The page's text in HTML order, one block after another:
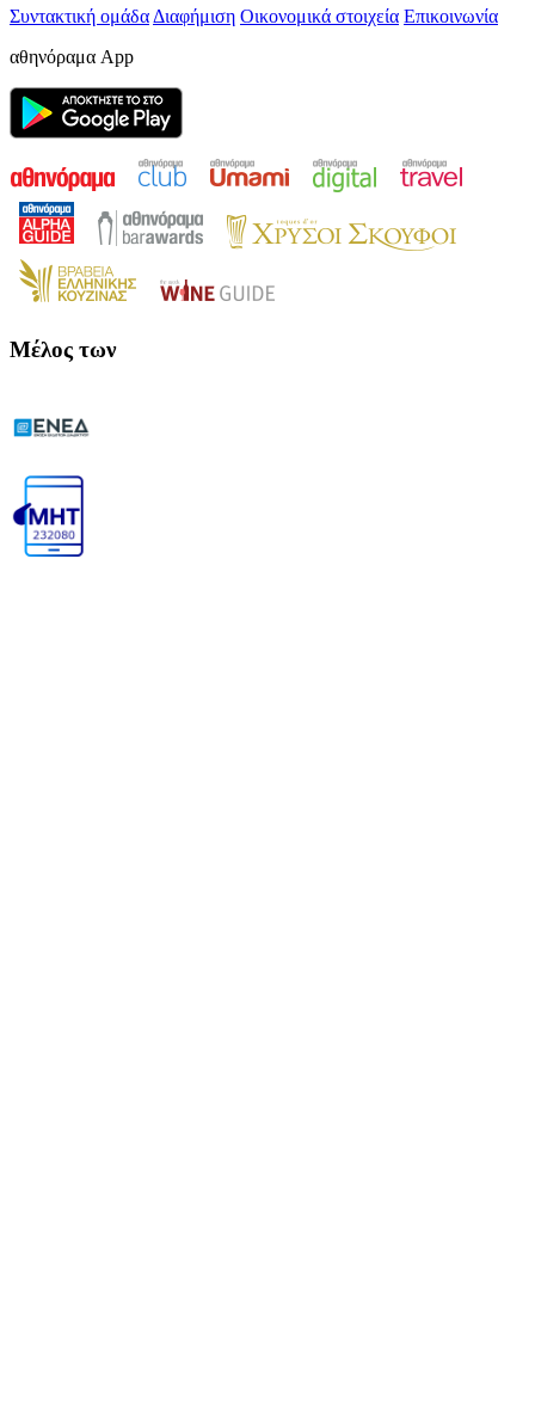
Συντακτική ομάδα Διαφήμιση Οικονομικά στοιχεία Επικοινωνία
αθηνόραμα App
Μέλος των